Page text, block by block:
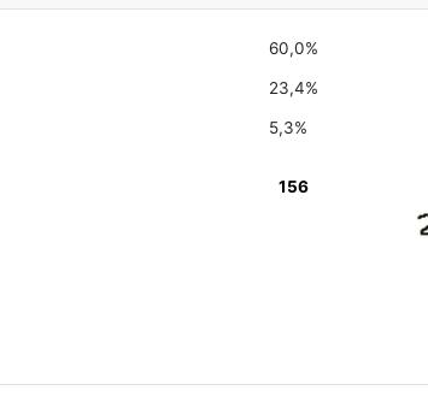
60,0%
23,4%
5,3%
156